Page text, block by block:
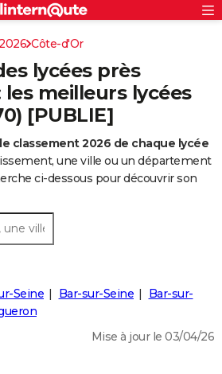
S'inscrire
Connexion
Côte-d'Or
lycées près
meilleurs lycées
[PUBLIE]
classement 2026 de chaque lycée
une ville ou un département
ci-dessous pour découvrir son
Seine Bar-sur-Seine
Bar-sur-
Mise à jour le 03/04/26